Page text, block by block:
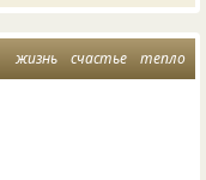
жизнь счастье тепло